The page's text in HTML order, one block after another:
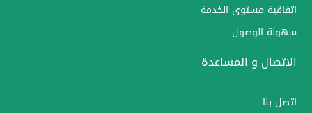
اتفاقية مستوى الخدمة
سهولة الوصول
الاتصال و المساعدة
اتصل بنا